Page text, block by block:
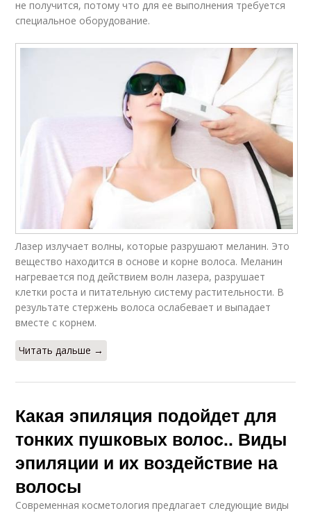
не получится, потому что для ее выполнения требуется
специальное оборудование.
Лазер излучает волны, которые разрушают меланин. Это
вещество находится в основе и корне волоса. Меланин
нагревается под действием волн лазера, разрушает
клетки роста и питательную систему растительности. В
результате стержень волоса ослабевает и выпадает
вместе с корнем.
Читать дальше →
Какая эпиляция подойдет для
тонких пушковых волос.. Виды
эпиляции и их воздействие на
волосы
Современная косметология предлагает следующие виды